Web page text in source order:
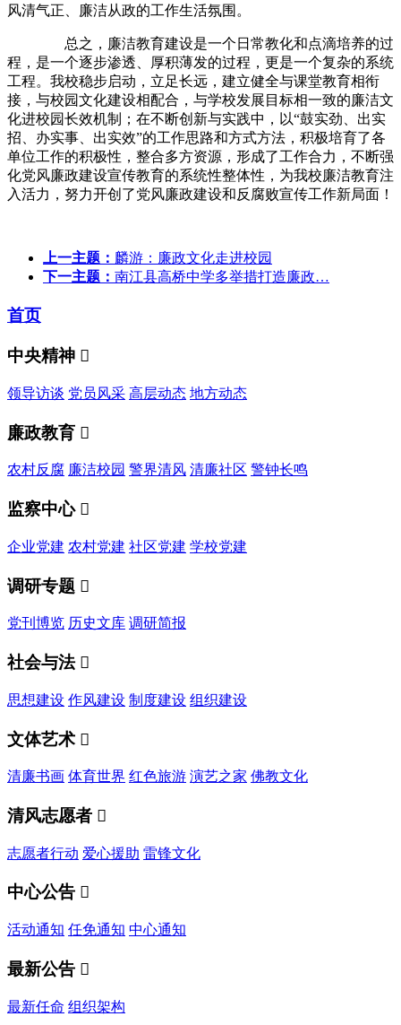
风清气正、廉洁从政的工作生活氛围。
总之，廉洁教育建设是一个日常教化和点滴培养的过
程，是一个逐步渗透、厚积薄发的过程，更是一个复杂的系统
工程。我校稳步启动，立足长远，建立健全与课堂教育相衔
接，与校园文化建设相配合，与学校发展目标相一致的廉洁文
化进校园长效机制；在不断创新与实践中，以“鼓实劲、出实
招、办实事、出实效”的工作思路和方式方法，积极培育了各
单位工作的积极性，整合多方资源，形成了工作合力，不断强
化党风廉政建设宣传教育的系统性整体性，为我校廉洁教育注
入活力，努力开创了党风廉政建设和反腐败宣传工作新局面！
上一主题： 麟游：廉政文化走进校园
下一主题： 南江县高桥中学多举措打造廉政…
首页
中央精神 
领导访谈 党员风采 高层动态 地方动态
廉政教育 
农村反腐 廉洁校园 警界清风 清廉社区 警钟长鸣
监察中心 
企业党建 农村党建 社区党建 学校党建
调研专题 
党刊博览 历史文库 调研简报
社会与法 
思想建设 作风建设 制度建设 组织建设
文体艺术 
清廉书画 体育世界 红色旅游 演艺之家 佛教文化
清风志愿者 
志愿者行动 爱心援助 雷锋文化
中心公告 
活动通知 任免通知 中心通知
最新公告 
最新任命 组织架构